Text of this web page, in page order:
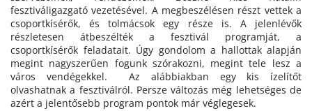
fesztiváligazgató vezetésével. A megbeszélésen részt vettek a
csoportkísérők, és tolmácsok egy része is. A jelenlévők
részletesen átbeszélték a fesztivál programját, a
csoportkísérők feladatait. Úgy gondolom a hallottak alapján
megint nagyszerűen fogunk szórakozni, megint tele lesz a
város vendégekkel. Az alábbiakban egy kis ízelítőt
olvashatnak a fesztiválról. Persze változás még lehetséges de
azért a jelentősebb program pontok már véglegesek.